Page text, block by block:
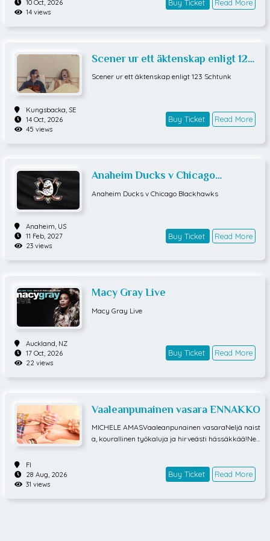
10 Oct, 2026
14 views
Buy Ticket Read More
Scener ur ett äktenskap enligt 123
Schtunk
Scener ur ett äktenskap enligt 123 Schtunk
Kungsbacka, SE
14 Oct, 2026
45 views
Buy Ticket Read More
Anaheim Ducks v Chicago
Blackhawks
Anaheim Ducks v Chicago Blackhawks
Anaheim, US
11 Feb, 2027
23 views
Buy Ticket Read More
Macy Gray Live
Macy Gray Live
Auckland, NZ
17 Oct, 2026
22 views
Buy Ticket Read More
Vaaleanpunainen vasara ENNAKKO
MICHELE AMASVaaleanpunainen vasaraNeljä naist
a, kourallinen työkaluja ja hirveästi hässäkkää!Nelj
ssin vetäjää, Amandaa, ei näy eikä kuulu. Sen sijaa
n paikalle saapuu Amandan mies Tapsa, joka joutu
FI
28 Aug, 2026
31 views
Buy Ticket Read More